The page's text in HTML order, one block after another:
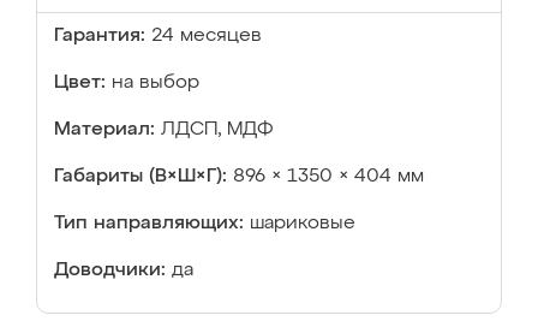
Гарантия: 24 месяцев
Цвет: на выбор
Материал: ЛДСП, МДФ
Габариты (В×Ш×Г): 896 × 1350 × 404 мм
Тип направляющих: шариковые
Доводчики: да